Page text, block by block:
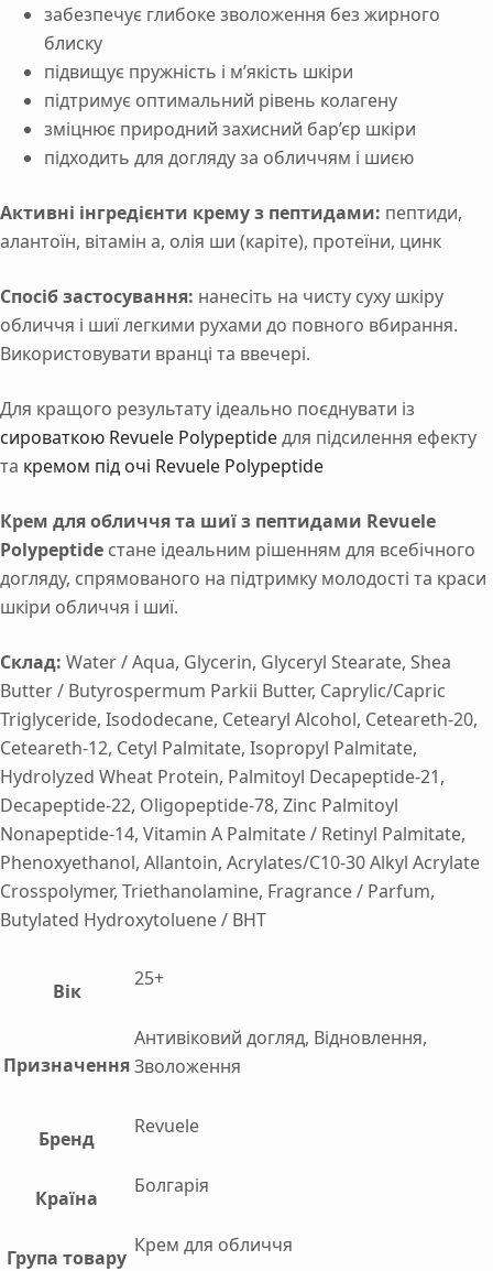
забезпечує глибоке зволоження без жирного
блиску
підвищує пружність і м’якість шкіри
підтримує оптимальний рівень колагену
зміцнює природний захисний бар’єр шкіри
підходить для догляду за обличчям і шиєю
Активні інгредієнти крему з пептидами: пептиди,
алантоїн, вітамін а, олія ши (каріте), протеїни, цинк
Спосіб застосування: нанесіть на чисту суху шкіру
обличчя і шиї легкими рухами до повного вбирання.
Використовувати вранці та ввечері.
Для кращого результату ідеально поєднувати із
сироваткою Revuele Polypeptideдля підсилення ефекту
та кремом під очі Revuele Polypeptide
Крем для обличчя та шиї з пептидами Revuele
Polypeptide стане ідеальним рішенням для всебічного
догляду, спрямованого на підтримку молодості та краси
шкіри обличчя і шиї.
Склад: Water / Aqua, Glycerin, Glyceryl Stearate, Shea
Butter / Butyrospermum Parkii Butter, Caprylic/Capric
Triglyceride, Isododecane, Cetearyl Alcohol, Ceteareth-20,
Ceteareth-12, Cetyl Palmitate, Isopropyl Palmitate,
Hydrolyzed Wheat Protein, Palmitoyl Decapeptide-21,
Decapeptide-22, Oligopeptide-78, Zinc Palmitoyl
Nonapeptide-14, Vitamin A Palmitate / Retinyl Palmitate,
Phenoxyethanol, Allantoin, Acrylates/C10-30 Alkyl Acrylate
Crosspolymer, Triethanolamine, Fragrance / Parfum,
Butylated Hydroxytoluene / BHT
Вік
25+
Призначення
Антивіковий догляд, Відновлення,
Зволоження
Бренд
Revuele
Країна
Болгарія
Група товару
Крем для обличчя